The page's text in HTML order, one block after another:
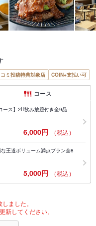
ミ投稿特典対象店 COIN+支払い可
コース
ース】2H飲み放題付き全9品
6,000円 （税込）
王道ボリューム満点プラン全8
5,000円 （税込）
ました。
新してください。